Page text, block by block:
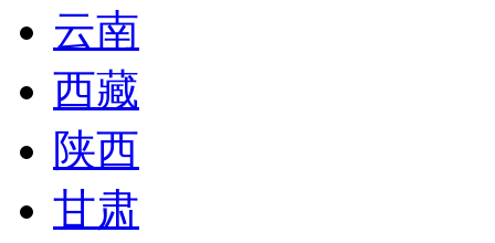
云南
西藏
陕西
甘肃